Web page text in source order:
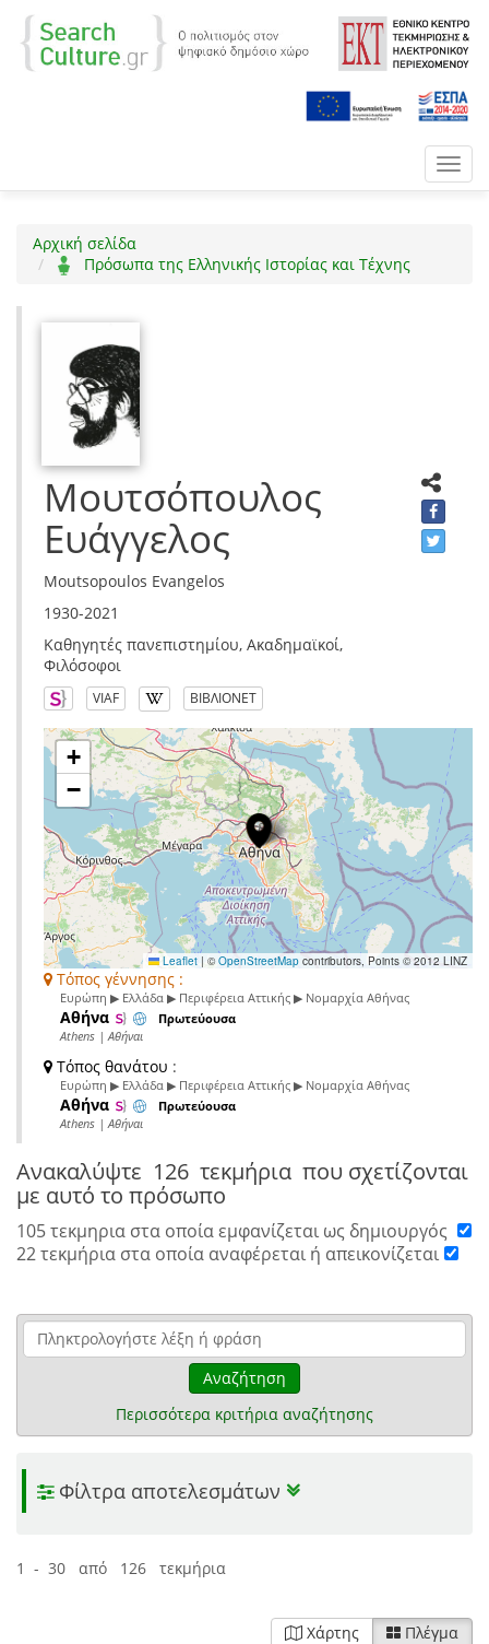
Αρχική σελίδα
Πρόσωπα της Ελληνικής Ιστορίας και Τέχνης
Μουτσόπουλος
Ευάγγελος
Moutsopoulos Evangelos
1930-2021
Καθηγητές πανεπιστημίου, Ακαδημαϊκοί,
Φιλόσοφοι
VIAF ΒΙΒΛΙΟΝΕΤ
+
−
Leaflet | ©OpenStreetMap contributors, Points © 2012 LINZ
Τόπος γέννησης :
Ευρώπη ▶ Ελλάδα ▶ Περιφέρεια Αττικής ▶ Νομαρχία Αθήνας
Αθήνα Πρωτεύουσα
Athens | Αθήναι
Τόπος θανάτου :
Ευρώπη ▶ Ελλάδα ▶ Περιφέρεια Αττικής ▶ Νομαρχία Αθήνας
Αθήνα Πρωτεύουσα
Athens | Αθήναι
Ανακαλύψτε 126 τεκμήρια που σχετίζονται
με αυτό το πρόσωπο
105 τεκμηρια στα οποία εμφανίζεται ως δημιουργός
22 τεκμήρια στα οποία αναφέρεται ή απεικονίζεται
Αναζήτηση
Περισσότερα κριτήρια αναζήτησης
Φίλτρα αποτελεσμάτων
1 - 30 από 126 τεκμήρια
Χάρτης Πλέγμα